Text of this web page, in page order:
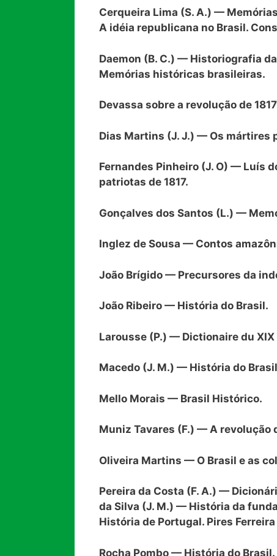
Cerqueira Lima (S. A.) —
A idéia republicana no Brasil.
Daemon (B. C.) — Historiografia
Memórias históricas brasileiras.
Devassa sobre a revolução de
Dias Martins (J. J.) — Os mártires
Fernandes Pinheiro (J. O) — Luís
patriotas de 1817.
Gonçalves dos Santos (L.) —
Inglez de Sousa — Contos
João Brígido — Precursores da
João Ribeiro — História do Brasil.
Larousse (P.) — Dictionaire du XIX
Macedo (J. M.) — História do
Mello Morais — Brasil Histórico.
Muniz Tavares (F.) — A revolução
Oliveira Martins — O Brasil e as
Pereira da Costa (F. A.) —
da Silva (J. M.) — História da
História de Portugal. Pires
Rocha Pombo — História do Brasil.